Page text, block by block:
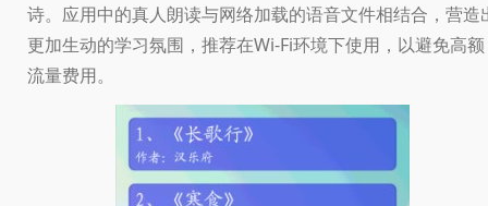
诗。应用中的真人朗读与网络加载的语音文件相结合，营造
更加生动的学习氛围，推荐在Wi-Fi环境下使用，以避免高额
流量费用。